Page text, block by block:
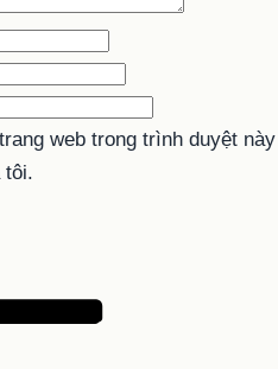
web trong trình duyệt này
tôi.